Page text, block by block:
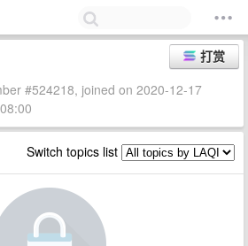
打赏
#524218, joined on 2020-12-17
Switch topics list